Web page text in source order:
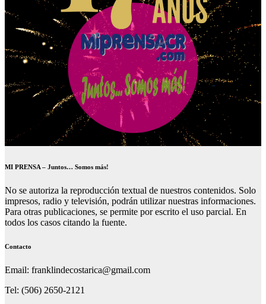
MI PRENSA – Juntos… Somos más!
No se autoriza la reproducción textual de nuestros contenidos. Solo
impresos, radio y televisión, podrán utilizar nuestras informaciones.
Para otras publicaciones, se permite por escrito el uso parcial. En
todos los casos citando la fuente.
Contacto
Email: franklindecostarica@gmail.com
Tel: (506) 2650-2121